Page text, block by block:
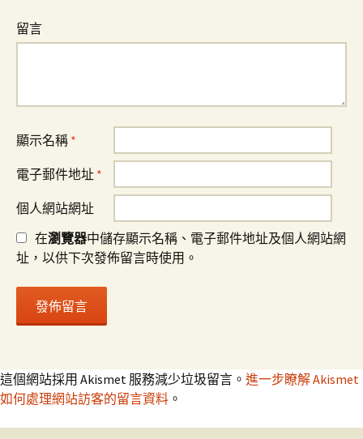
覽
留言
顯示名稱 *
電子郵件地址 *
個人網站網址
在瀏覽器中儲存顯示名稱、電子郵件地址及個人網站網
址，以供下次發佈留言時使用。
這個網站採用 Akismet 服務減少垃圾留言。 進一步瞭解 Akismet
如何處理網站訪客的留言資料 。